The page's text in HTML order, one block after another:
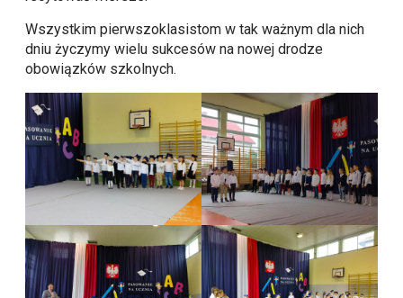
Wszystkim pierwszoklasistom w tak ważnym dla nich
dniu życzymy wielu sukcesów na nowej drodze
obowiązków szkolnych.